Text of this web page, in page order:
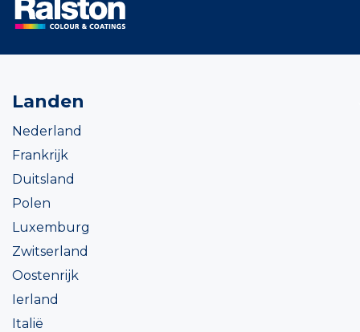
Landen
Nederland
Frankrijk
Duitsland
Polen
Luxemburg
Zwitserland
Oostenrijk
Ierland
Italië